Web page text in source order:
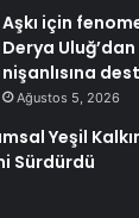
Aşkı için
Derya Uluğ’dan
nişanlısına
Ağustos 5, 2026
Yeşil
Sürdürdü